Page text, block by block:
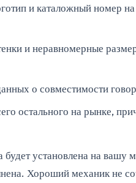
и каталожный номер
и неравномерные
о совместимости
на рынке,
будет установлена на
Хороший механик не